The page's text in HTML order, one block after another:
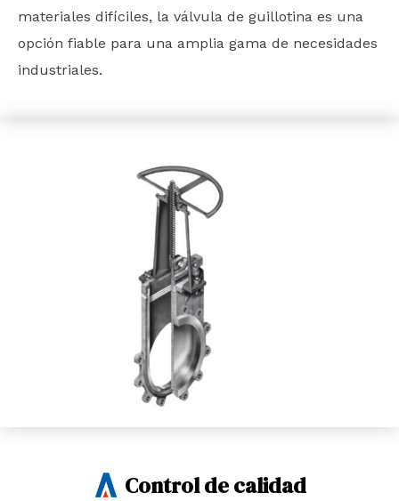
materiales difíciles, la válvula de guillotina es una
opción fiable para una amplia gama de necesidades
industriales.
Control de calidad